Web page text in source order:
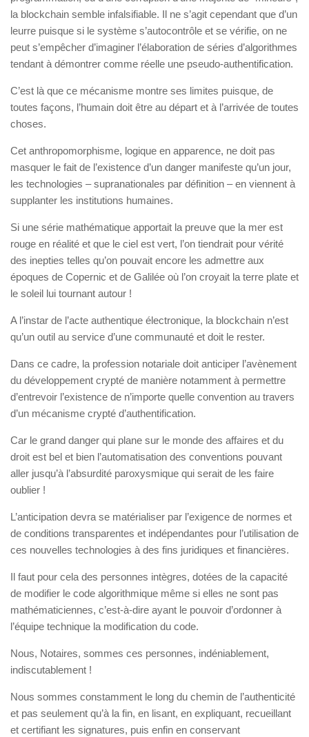
la blockchain semble infalsifiable. Il ne s’agit cependant que d’un
leurre puisque si le système s’autocontrôle et se vérifie, on ne
peut s’empêcher d’imaginer l’élaboration de séries d’algorithmes
tendant à démontrer comme réelle une pseudo-authentification.
C’est là que ce mécanisme montre ses limites puisque, de
toutes façons, l’humain doit être au départ et à l’arrivée de toutes
choses.
Cet anthropomorphisme, logique en apparence, ne doit pas
masquer le fait de l’existence d’un danger manifeste qu’un jour,
les technologies – supranationales par définition – en viennent à
supplanter les institutions humaines.
Si une série mathématique apportait la preuve que la mer est
rouge en réalité et que le ciel est vert, l’on tiendrait pour vérité
des inepties telles qu’on pouvait encore les admettre aux
époques de Copernic et de Galilée où l’on croyait la terre plate et
le soleil lui tournant autour !
A l’instar de l’acte authentique électronique, la blockchain n’est
qu’un outil au service d’une communauté et doit le rester.
Dans ce cadre, la profession notariale doit anticiper l’avènement
du développement crypté de manière notamment à permettre
d’entrevoir l’existence de n’importe quelle convention au travers
d’un mécanisme crypté d’authentification.
Car le grand danger qui plane sur le monde des affaires et du
droit est bel et bien l’automatisation des conventions pouvant
aller jusqu’à l’absurdité paroxysmique qui serait de les faire
oublier !
L’anticipation devra se matérialiser par l’exigence de normes et
de conditions transparentes et indépendantes pour l’utilisation de
ces nouvelles technologies à des fins juridiques et financières.
Il faut pour cela des personnes intègres, dotées de la capacité
de modifier le code algorithmique même si elles ne sont pas
mathématiciennes, c’est-à-dire ayant le pouvoir d’ordonner à
l’équipe technique la modification du code.
Nous, Notaires, sommes ces personnes, indéniablement,
indiscutablement !
Nous sommes constamment le long du chemin de l’authenticité
et pas seulement qu’à la fin, en lisant, en expliquant, recueillant
et certifiant les signatures, puis enfin en conservant